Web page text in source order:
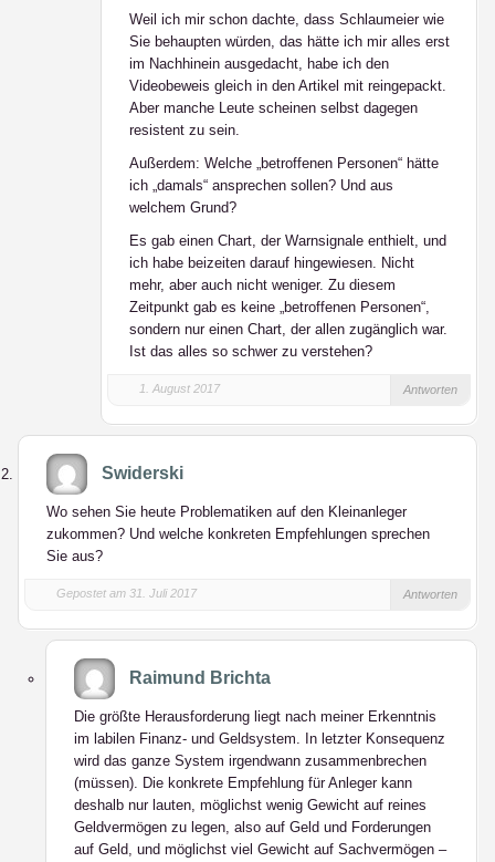
Weil ich mir schon dachte, dass Schlaumeier wie
Sie behaupten würden, das hätte ich mir alles erst
im Nachhinein ausgedacht, habe ich den
Videobeweis gleich in den Artikel mit reingepackt.
Aber manche Leute scheinen selbst dagegen
resistent zu sein.
Außerdem: Welche „betroffenen Personen“ hätte
ich „damals“ ansprechen sollen? Und aus
welchem Grund?
Es gab einen Chart, der Warnsignale enthielt, und
ich habe beizeiten darauf hingewiesen. Nicht
mehr, aber auch nicht weniger. Zu diesem
Zeitpunkt gab es keine „betroffenen Personen“,
sondern nur einen Chart, der allen zugänglich war.
Ist das alles so schwer zu verstehen?
1. August 2017 Antworten
Swiderski
Wo sehen Sie heute Problematiken auf den Kleinanleger
zukommen? Und welche konkreten Empfehlungen sprechen
Sie aus?
Gepostet am 31. Juli 2017 Antworten
Raimund Brichta
Die größte Herausforderung liegt nach meiner Erkenntnis
im labilen Finanz- und Geldsystem. In letzter Konsequenz
wird das ganze System irgendwann zusammenbrechen
(müssen). Die konkrete Empfehlung für Anleger kann
deshalb nur lauten, möglichst wenig Gewicht auf reines
Geldvermögen zu legen, also auf Geld und Forderungen
auf Geld, und möglichst viel Gewicht auf Sachvermögen –